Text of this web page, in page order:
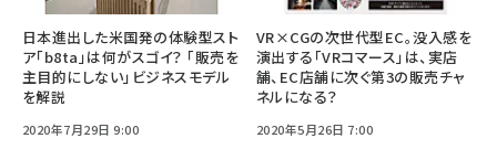
日本進出した米国発の体験型スト
ア「b8ta」は何がスゴイ？ 「販売を
主目的にしない」ビジネスモデル
を解説
2020年7月29日 9:00
VR×CGの次世代型EC。没入感を
演出する「VRコマース」は、実店
舗、EC店舗に次ぐ第3の販売チャ
ネルになる？
2020年5月26日 7:00